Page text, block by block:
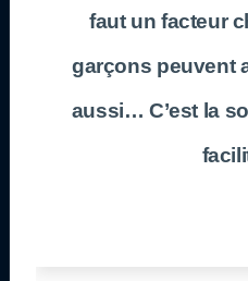
faut un facteur
garçons peuvent
aussi… C’est la